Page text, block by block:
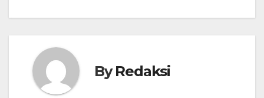
ByRedaksi